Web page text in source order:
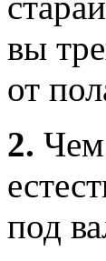
вы
от
2. Чем
под